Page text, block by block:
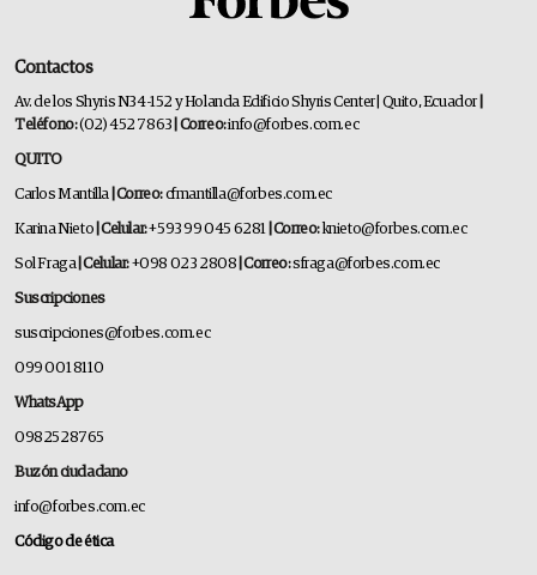
Contactos
Av. de los Shyris N34-152 y Holanda Edificio Shyris Center | Quito, Ecuador
Teléfono:(02) 452 7863 | Correo:info@forbes.com.ec
QUITO
Carlos Mantilla | Correo:cfmantilla@forbes.com.ec
Karina Nieto | Celular:+593 99 045 6281 | Correo:knieto@forbes.com.ec
Sol Fraga| Celular:+098 023 2808 | Correo:sfraga@forbes.com.ec
Suscripciones
suscripciones@forbes.com.ec
099 001 8110
WhatsApp
0982528765
Buzón ciudadano
info@forbes.com.ec
Código de ética